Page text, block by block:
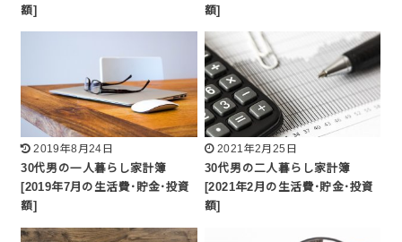
額]
額]
2019年8月24日
30代男の一人暮らし家計簿
[2019年7月の生活費･貯金･投資
額]
2021年2月25日
30代男の二人暮らし家計簿
[2021年2月の生活費･貯金･投資
額]